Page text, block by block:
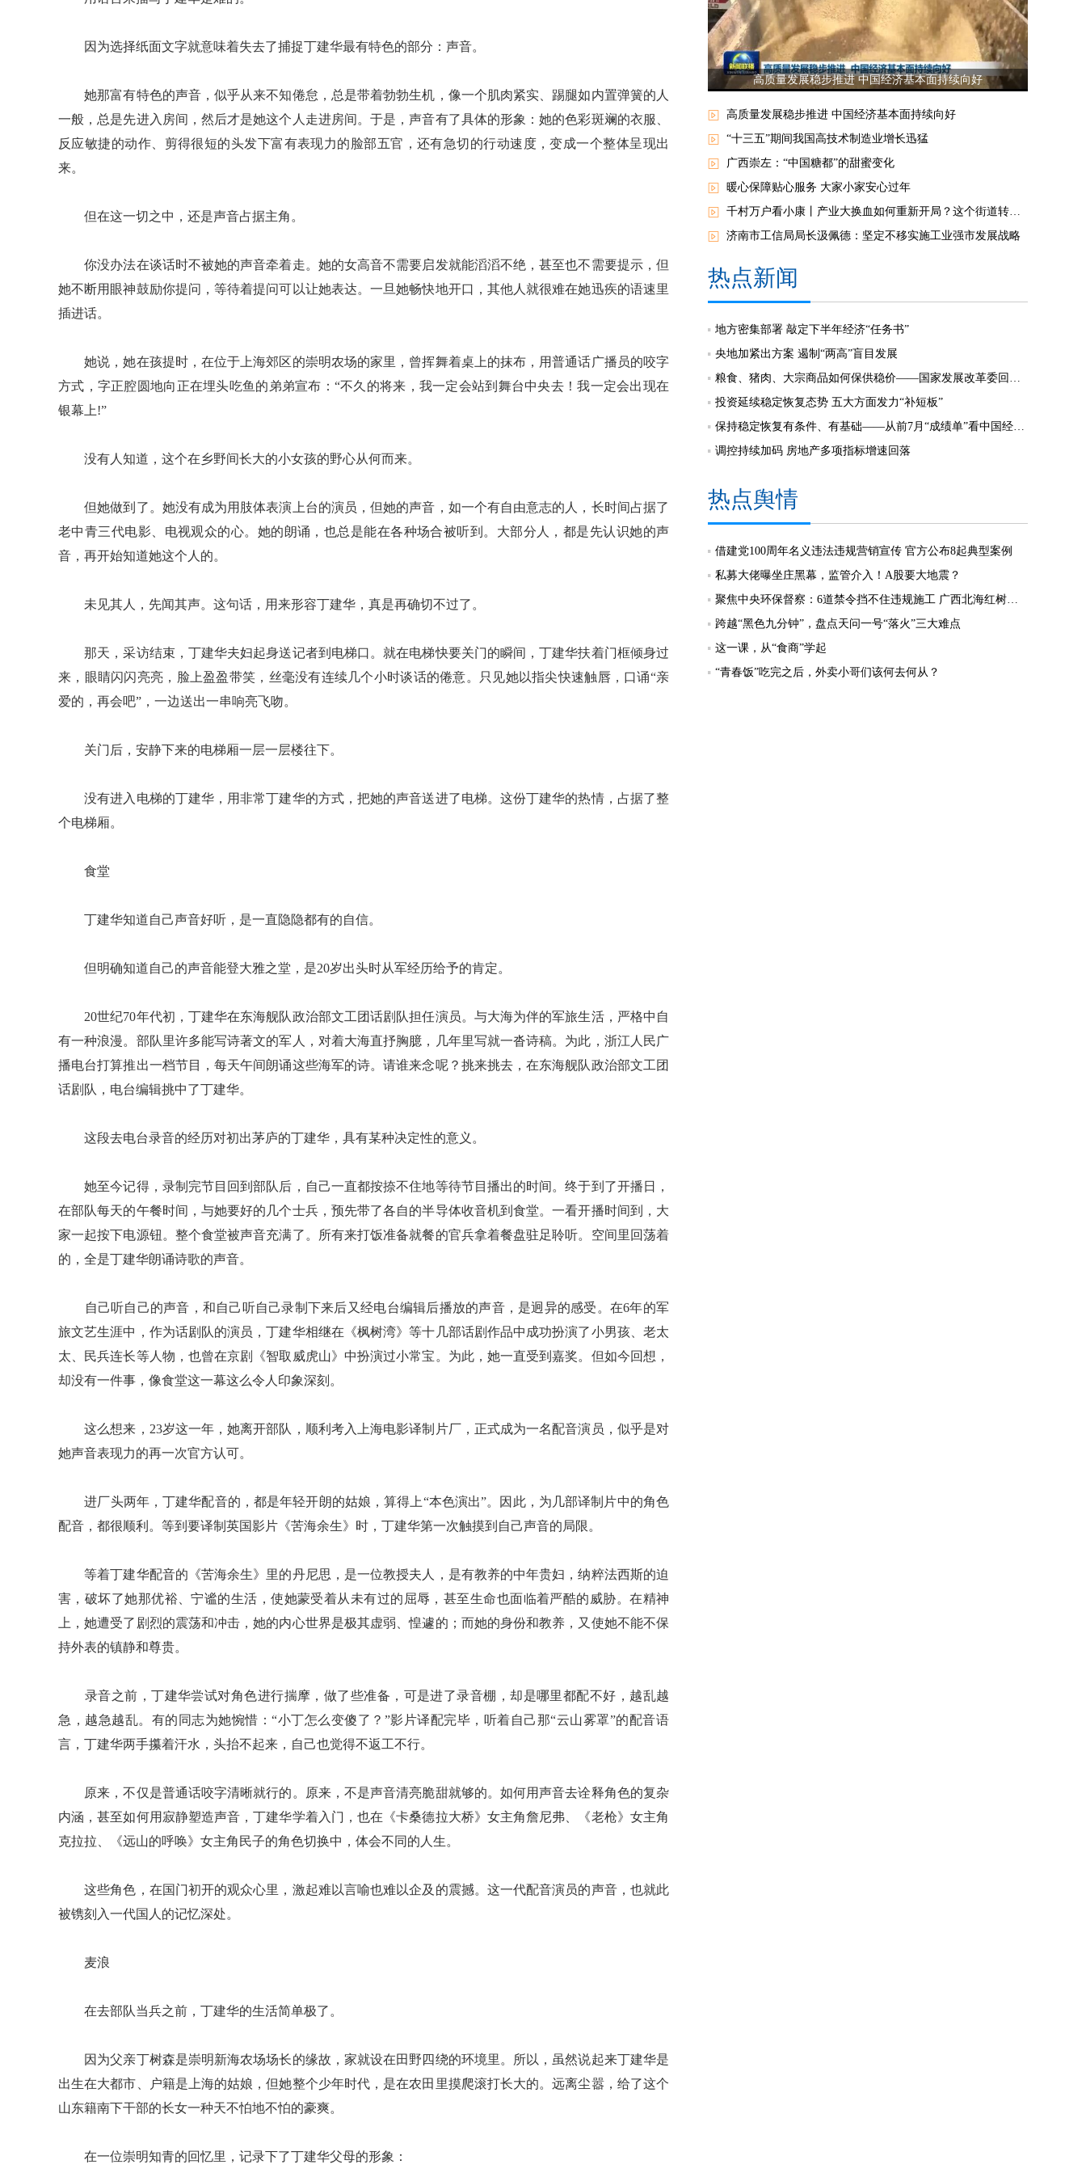
因为选择纸面文字就意味着失去了捕捉丁建华最有特色的部分：声音。
她那富有特色的声音，似乎从来不知倦怠，总是带着勃勃生机，像一个肌肉紧实、踢腿如内置弹簧的人
一般，总是先进入房间，然后才是她这个人走进房间。于是，声音有了具体的形象：她的色彩斑斓的衣服、
反应敏捷的动作、剪得很短的头发下富有表现力的脸部五官，还有急切的行动速度，变成一个整体呈现出
来。
但在这一切之中，还是声音占据主角。
你没办法在谈话时不被她的声音牵着走。她的女高音不需要启发就能滔滔不绝，甚至也不需要提示，但
她不断用眼神鼓励你提问，等待着提问可以让她表达。一旦她畅快地开口，其他人就很难在她迅疾的语速里
插进话。
她说，她在孩提时，在位于上海郊区的崇明农场的家里，曾挥舞着桌上的抹布，用普通话广播员的咬字
方式，字正腔圆地向正在埋头吃鱼的弟弟宣布：“不久的将来，我一定会站到舞台中央去！我一定会出现在
银幕上!”
没有人知道，这个在乡野间长大的小女孩的野心从何而来。
但她做到了。她没有成为用肢体表演上台的演员，但她的声音，如一个有自由意志的人，长时间占据了
老中青三代电影、电视观众的心。她的朗诵，也总是能在各种场合被听到。大部分人，都是先认识她的声
音，再开始知道她这个人的。
未见其人，先闻其声。这句话，用来形容丁建华，真是再确切不过了。
那天，采访结束，丁建华夫妇起身送记者到电梯口。就在电梯快要关门的瞬间，丁建华扶着门框倾身过
来，眼睛闪闪亮亮，脸上盈盈带笑，丝毫没有连续几个小时谈话的倦意。只见她以指尖快速触唇，口诵“亲
爱的，再会吧”，一边送出一串响亮飞吻。
关门后，安静下来的电梯厢一层一层楼往下。
没有进入电梯的丁建华，用非常丁建华的方式，把她的声音送进了电梯。这份丁建华的热情，占据了整
个电梯厢。
食堂
丁建华知道自己声音好听，是一直隐隐都有的自信。
但明确知道自己的声音能登大雅之堂，是20岁出头时从军经历给予的肯定。
20世纪70年代初，丁建华在东海舰队政治部文工团话剧队担任演员。与大海为伴的军旅生活，严格中自
有一种浪漫。部队里许多能写诗著文的军人，对着大海直抒胸臆，几年里写就一沓诗稿。为此，浙江人民广
播电台打算推出一档节目，每天午间朗诵这些海军的诗。请谁来念呢？挑来挑去，在东海舰队政治部文工团
话剧队，电台编辑挑中了丁建华。
这段去电台录音的经历对初出茅庐的丁建华，具有某种决定性的意义。
她至今记得，录制完节目回到部队后，自己一直都按捺不住地等待节目播出的时间。终于到了开播日，
在部队每天的午餐时间，与她要好的几个士兵，预先带了各自的半导体收音机到食堂。一看开播时间到，大
家一起按下电源钮。整个食堂被声音充满了。所有来打饭准备就餐的官兵拿着餐盘驻足聆听。空间里回荡着
的，全是丁建华朗诵诗歌的声音。
自己听自己的声音，和自己听自己录制下来后又经电台编辑后播放的声音，是迥异的感受。在6年的军
旅文艺生涯中，作为话剧队的演员，丁建华相继在《枫树湾》等十几部话剧作品中成功扮演了小男孩、老太
太、民兵连长等人物，也曾在京剧《智取威虎山》中扮演过小常宝。为此，她一直受到嘉奖。但如今回想，
却没有一件事，像食堂这一幕这么令人印象深刻。
这么想来，23岁这一年，她离开部队，顺利考入上海电影译制片厂，正式成为一名配音演员，似乎是对
她声音表现力的再一次官方认可。
进厂头两年，丁建华配音的，都是年轻开朗的姑娘，算得上“本色演出”。因此，为几部译制片中的角色
配音，都很顺利。等到要译制英国影片《苦海余生》时，丁建华第一次触摸到自己声音的局限。
等着丁建华配音的《苦海余生》里的丹尼思，是一位教授夫人，是有教养的中年贵妇，纳粹法西斯的迫
害，破坏了她那优裕、宁谧的生活，使她蒙受着从未有过的屈辱，甚至生命也面临着严酷的威胁。在精神
上，她遭受了剧烈的震荡和冲击，她的内心世界是极其虚弱、惶遽的；而她的身份和教养，又使她不能不保
持外表的镇静和尊贵。
录音之前，丁建华尝试对角色进行揣摩，做了些准备，可是进了录音棚，却是哪里都配不好，越乱越
急，越急越乱。有的同志为她惋惜：“小丁怎么变傻了？”影片译配完毕，听着自己那“云山雾罩”的配音语
言，丁建华两手攥着汗水，头抬不起来，自己也觉得不返工不行。
原来，不仅是普通话咬字清晰就行的。原来，不是声音清亮脆甜就够的。如何用声音去诠释角色的复杂
内涵，甚至如何用寂静塑造声音，丁建华学着入门，也在《卡桑德拉大桥》女主角詹尼弗、《老枪》女主角
克拉拉、《远山的呼唤》女主角民子的角色切换中，体会不同的人生。
这些角色，在国门初开的观众心里，激起难以言喻也难以企及的震撼。这一代配音演员的声音，也就此
被镌刻入一代国人的记忆深处。
麦浪
在去部队当兵之前，丁建华的生活简单极了。
因为父亲丁树森是崇明新海农场场长的缘故，家就设在田野四绕的环境里。所以，虽然说起来丁建华是
出生在大都市、户籍是上海的姑娘，但她整个少年时代，是在农田里摸爬滚打长大的。远离尘嚣，给了这个
山东籍南下干部的长女一种天不怕地不怕的豪爽。
在一位崇明知青的回忆里，记录下了丁建华父母的形象：
高质量发展稳步推进 中国经济基本面持续向好
高质量发展稳步推进 中国经济基本面持续向好
“十三五”期间我国高技术制造业增长迅猛
广西崇左：“中国糖都”的甜蜜变化
暖心保障贴心服务 大家小家安心过年
千村万户看小康丨产业大换血如何重新开局？这个街道转型三年，财政收入首破亿
济南市工信局局长汲佩德：坚定不移实施工业强市发展战略
热点新闻
地方密集部署 敲定下半年经济“任务书”
央地加紧出方案 遏制“两高”盲目发展
粮食、猪肉、大宗商品如何保供稳价——国家发展改革委回应经济运行热点
投资延续稳定恢复态势 五大方面发力“补短板”
保持稳定恢复有条件、有基础——从前7月“成绩单”看中国经济走势
调控持续加码 房地产多项指标增速回落
热点舆情
借建党100周年名义违法违规营销宣传 官方公布8起典型案例
私募大佬曝坐庄黑幕，监管介入！A股要大地震？
聚焦中央环保督察：6道禁令挡不住违规施工 广西北海红树林大片消失
跨越“黑色九分钟”，盘点天问一号“落火”三大难点
这一课，从“食商”学起
“青春饭”吃完之后，外卖小哥们该何去何从？